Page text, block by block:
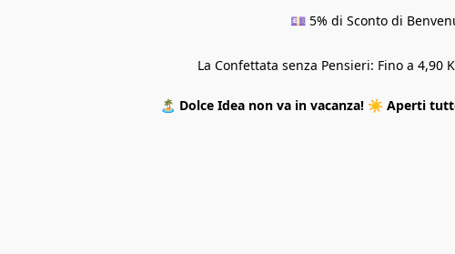
💷 5% di Sconto di
La Confettata senza Pensieri: Fino a 4,90
🏝️ Dolce Idea non va in vacanza! ☀️ Aperti